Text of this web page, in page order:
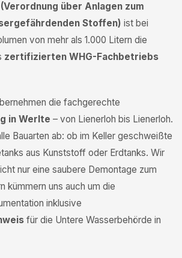
über Anlagen zum
Stoffen) ist bei
von mehr als 1.000 Litern die
zertifizierten WHG-Fachbetriebs
die fachgerechte
in Werlte – von Lienerloh bis Lienerloh.
Bauarten ab: ob im Keller geschweißte
aus Kunststoff oder Erdtanks. Wir
nur eine saubere Demontage zum
kümmern uns auch um die
inklusive
für die Untere Wasserbehörde in